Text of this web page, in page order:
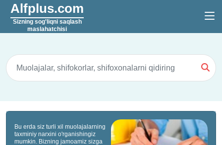
Alfplus.com
Sizning sog'liqni saqlash
maslahatchisi
Bu erda siz turli xil muolajalarning
taxminiy narxini o'rganishingiz
mumkin. Bizning jamoamiz sizga